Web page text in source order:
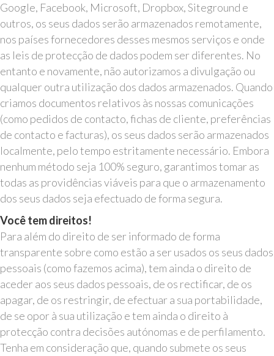
Google, Facebook, Microsoft, Dropbox, Siteground e
outros, os seus dados serão armazenados remotamente,
nos países fornecedores desses mesmos serviços e onde
as leis de protecção de dados podem ser diferentes. No
entanto e novamente, não autorizamos a divulgação ou
qualquer outra utilização dos dados armazenados. Quando
criamos documentos relativos às nossas comunicações
(como pedidos de contacto, fichas de cliente, preferências
de contacto e facturas), os seus dados serão armazenados
localmente, pelo tempo estritamente necessário. Embora
nenhum método seja 100% seguro, garantimos tomar as
todas as providências viáveis para que o armazenamento
dos seus dados seja efectuado de forma segura.
Você tem direitos!
Para além do direito de ser informado de forma
transparente sobre como estão a ser usados os seus dados
pessoais (como fazemos acima), tem ainda o direito de
aceder aos seus dados pessoais, de os rectificar, de os
apagar, de os restringir, de efectuar a sua portabilidade,
de se opor à sua utilização e tem ainda o direito à
protecção contra decisões autónomas e de perfilamento.
Tenha em consideração que, quando submete os seus